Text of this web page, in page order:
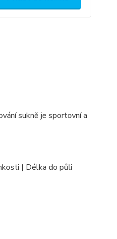
sukně je sportovní a
| Délka do půli